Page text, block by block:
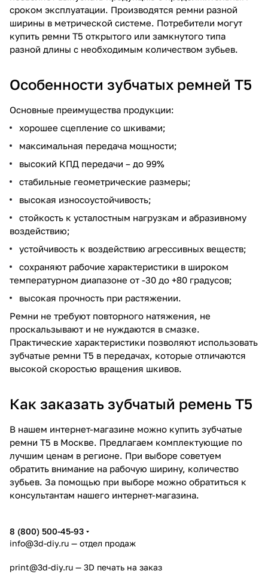
сроком эксплуатации. Производятся ремни разной
ширины в метрической системе. Потребители могут
купить ремни Т5 открытого или замкнутого типа
разной длины с необходимым количеством зубьев.
Особенности зубчатых ремней Т5
Основные преимущества продукции:
хорошее сцепление со шкивами;
максимальная передача мощности;
высокий КПД передачи – до 99%
стабильные геометрические размеры;
высокая износоустойчивость;
стойкость к усталостным нагрузкам и абразивному
воздействию;
устойчивость к воздействию агрессивных веществ;
сохраняют рабочие характеристики в широком
температурном диапазоне от -30 до +80 градусов;
высокая прочность при растяжении.
Ремни не требуют повторного натяжения, не
проскальзывают и не нуждаются в смазке.
Практические характеристики позволяют использовать
зубчатые ремни Т5 в передачах, которые отличаются
высокой скоростью вращения шкивов.
Как заказать зубчатый ремень Т5
В нашем интернет-магазине можно купить зубчатые
ремни Т5 в Москве. Предлагаем комплектующие по
лучшим ценам в регионе. При выборе советуем
обратить внимание на рабочую ширину, количество
зубьев. За помощью при выборе можно обратиться к
консультантам нашего интернет-магазина.
8 (800) 500-45-93
info@3d-diy.ru — отдел продаж
print@3d-diy.ru — 3D печать на заказ